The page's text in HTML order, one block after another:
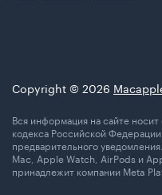
Copyright © 2026
Вся информация на сайте
кодекса Российской
предварительного
Mac, Apple Watch, AirPods и
принадлежит компании Meta